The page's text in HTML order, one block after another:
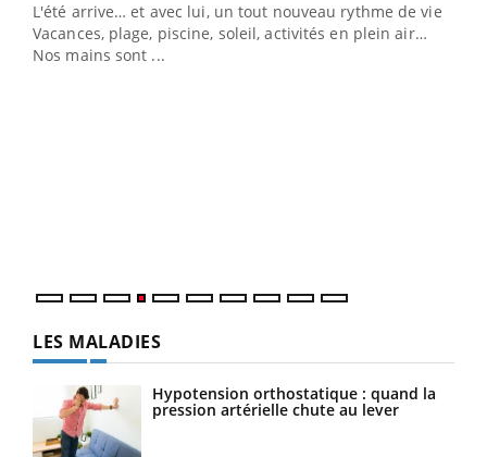
L'été arrive… et avec lui, un tout nouveau rythme de vie !
Vacances, plage, piscine, soleil, activités en plein air…
Nos mains sont ...
LES MALADIES
Hypotension orthostatique : quand la
pression artérielle chute au lever